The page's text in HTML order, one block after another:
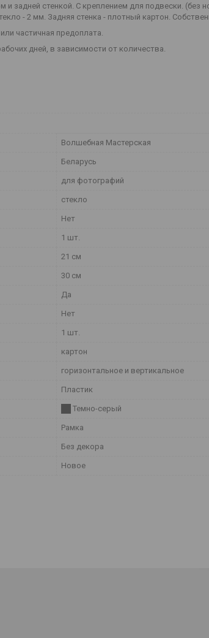
задней стенкой. С креплением для подвески. (без
- 2 мм. Задняя стенка - плотный картон.
частичная предоплата.
дней, в зависимости от количества.
Волшебная Мастерская
Беларусь
для фотографий
стекло
Нет
1 шт.
21 см
30 см
Да
Нет
1 шт.
картон
горизонтальное и вертикальное
Пластик
Темно-серый
Рамка
Без декора
Новое